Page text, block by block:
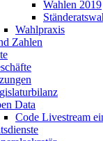
Wahlen 2019
Wahlpraxis
Zahlen
Data
Code Livestream